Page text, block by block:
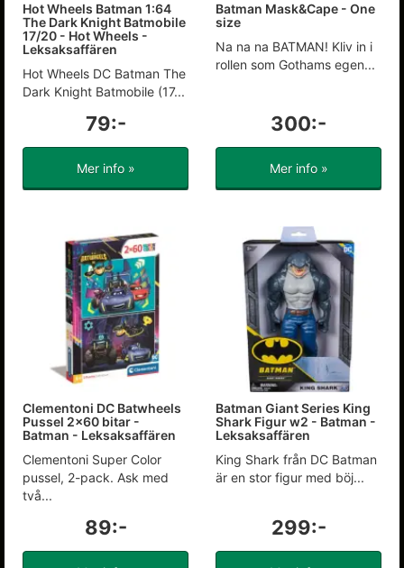
Hot Wheels Batman 1:64
The Dark Knight Batmobile
17/20 - Hot Wheels -
Leksaksaffären
Hot Wheels DC Batman The
Dark Knight Batmobile (17...
79:-
Mer info »
Batman Mask&Cape - One
size
Na na na BATMAN! Kliv in i
rollen som Gothams egen...
300:-
Mer info »
Clementoni DC Batwheels
Pussel 2x60 bitar -
Batman - Leksaksaffären
Clementoni Super Color
pussel, 2-pack. Ask med
två...
89:-
Batman Giant Series King
Shark Figur w2 - Batman -
Leksaksaffären
King Shark från DC Batman
är en stor figur med böj...
299:-